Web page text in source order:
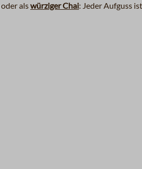
oder alswürziger Chai: Jeder Aufguss